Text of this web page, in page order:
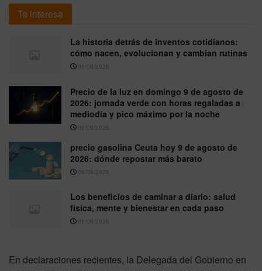
Te interesa
La historia detrás de inventos cotidianos:
cómo nacen, evolucionan y cambian rutinas
09/08/2026
Precio de la luz en domingo 9 de agosto de
2026: jornada verde con horas regaladas a
mediodía y pico máximo por la noche
09/08/2026
precio gasolina Ceuta hoy 9 de agosto de
2026: dónde repostar más barato
09/08/2026
Los beneficios de caminar a diario: salud
física, mente y bienestar en cada paso
08/08/2026
En declaraciones recientes, la Delegada del Gobierno en